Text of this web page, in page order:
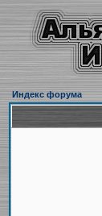
Индекс форума